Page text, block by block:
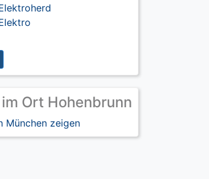
Ort Hohenbrunn
München zeigen